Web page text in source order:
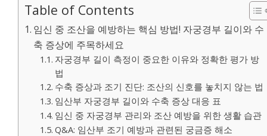
Table of Contents
임신 중 조산을 예방하는 핵심 방법! 자궁경부 길이와 수
축 증상에 주목하세요
자궁경부 길이 측정이 중요한 이유와 정확한 평가 방
법
수축 증상과 조기 진단: 조산의 신호를 놓치지 않는 법
임산부 자궁경부 길이와 수축 증상 대응 표
임신 중 자궁경부 관리와 조산 예방을 위한 생활 습관
Q&A: 임산부 조기 예방과 관련된 궁금증 해소